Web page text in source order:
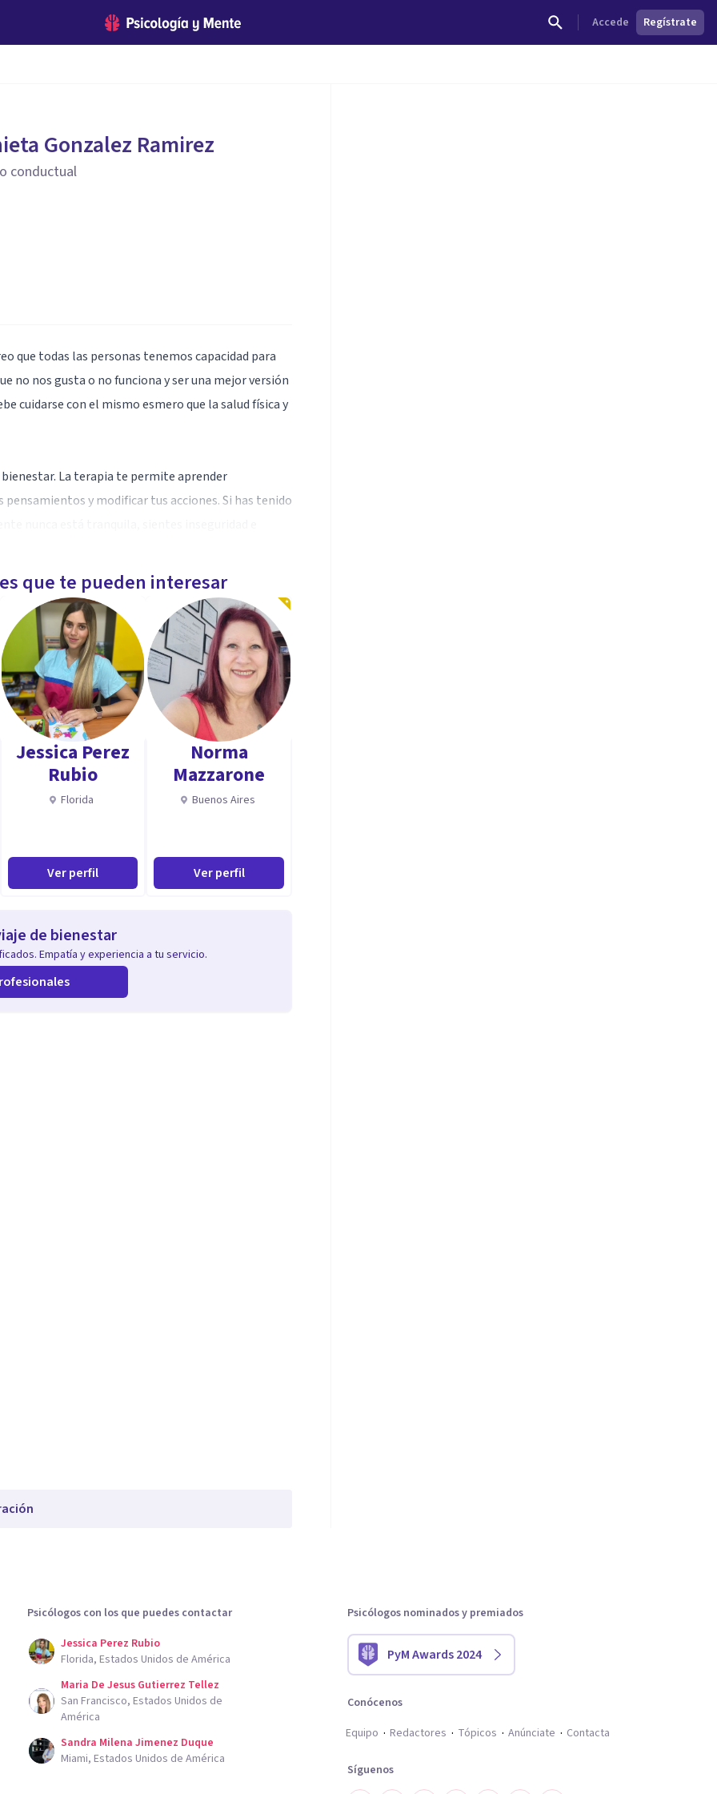
Accede Regístrate
Gonzalez Ramirez
conductual
que todas las personas tenemos capacidad para
no nos gusta o no funciona y ser una mejor versión
cuidarse con el mismo esmero que la salud física y
La terapia te permite aprender
y modificar tus acciones. Si has tenido
permite identificar los pensamientos y creencias
de manera saludable para ser capaz de modificar
ansiedad y estrés de una manera objetiva
identificación de pensamientos y creencias que
gestionar las emociones de manera saludable.
depresión de manera objetiva.
de manera progresiva y efectiva.
de crisis y proporcionar apoyo inmediato.
clínicas y entender mejor las necesidades de los
seguro y de confianza para los pacientes.
que te pueden interesar
Jessica Perez
Rubio
Florida
Ver perfil
Norma
Mazzarone
Buenos Aires
Ver perfil
de bienestar
Empatía y experiencia a tu servicio.
Psicólogos con los que puedes contactar
Jessica Perez Rubio
Florida, Estados Unidos de América
Maria De Jesus Gutierrez Tellez
San Francisco, Estados Unidos de
América
Sandra Milena Jimenez Duque
Miami, Estados Unidos de América
Psicólogos nominados y premiados
PyM Awards 2024
Conócenos
Equipo
Redactores Tópicos Anúnciate Contacta
Síguenos